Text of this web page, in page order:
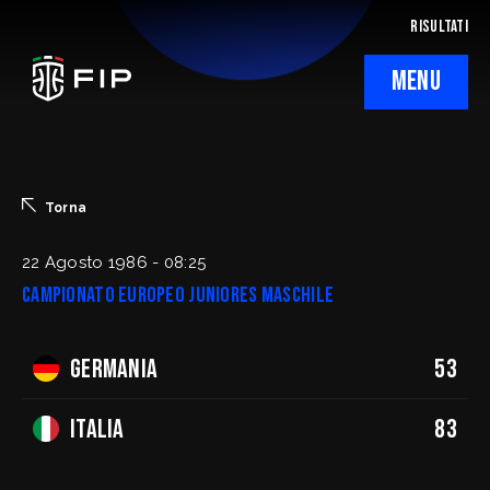
RISULTATI
MENU
Ticketing
Regolamenti
SafeGuarding/SPOC
Comitati Regionali
Torna
22 Agosto 1986 - 08:25
Campionato Europeo Juniores Maschile
Germania
53
Italia
83